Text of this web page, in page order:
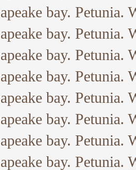
bay. Petunia.
bay. Petunia.
bay. Petunia.
bay. Petunia.
bay. Petunia.
bay. Petunia.
bay. Petunia.
bay. Petunia.